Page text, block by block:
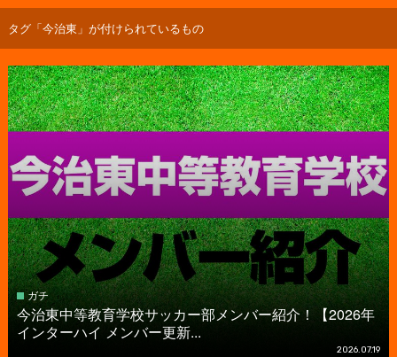
タグ「今治東」が付けられているもの
ガチ
今治東中等教育学校サッカー部メンバー紹介！【2026年
インターハイ メンバー更新...
2026.07.19